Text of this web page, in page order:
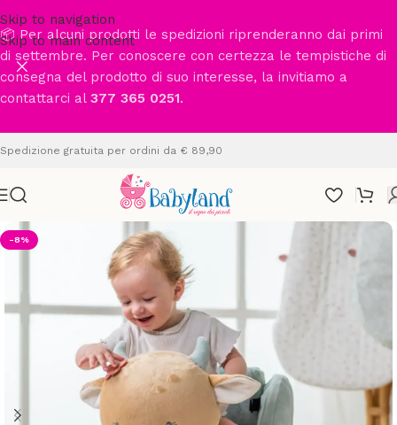
Skip to navigation
Skip to main content
📦 Per alcuni prodotti le spedizioni riprenderanno dai primi
di settembre. Per conoscere con certezza le tempistiche di
consegna del prodotto di suo interesse, la invitiamo a
contattarci al 377 365 0251.
Spedizione gratuita per ordini da € 89,90
-8%